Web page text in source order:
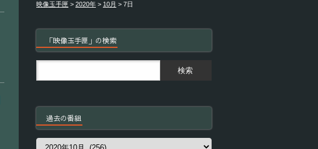
映像玉手匣 > 2020年 > 10月 > 7日
「映像玉手匣」の検索
過去の番組
過